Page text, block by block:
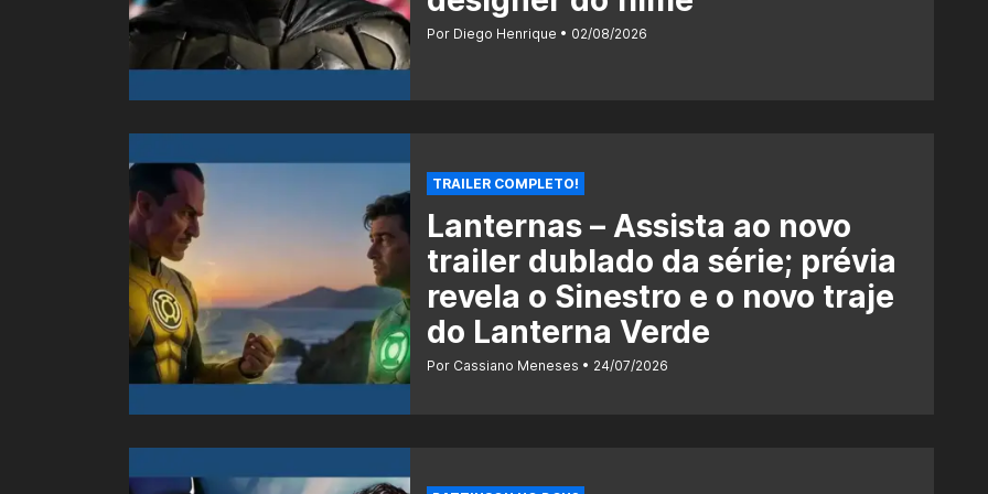
Por Diego Henrique 02/08/2026
TRAILER COMPLETO!
Lanternas – Assista ao novo
trailer dublado da série; prévia
revela o Sinestro e o novo traje
do Lanterna Verde
Por Cassiano Meneses 24/07/2026